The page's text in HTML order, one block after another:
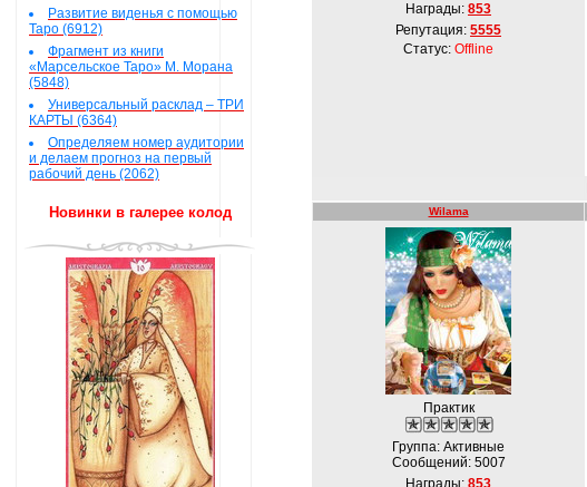
Развитие виденья с помощью
Таро (6912)
Фрагмент из книги
«Марсельское Таро» М. Морана
(5848)
Универсальный расклад – ТРИ
КАРТЫ (6364)
Определяем номер аудитории
и делаем прогноз на первый
рабочий день (2062)
Новинки в галерее колод
Награды: 853
Репутация: 5555
Статус: Offline
Wilama
Практик
Группа: Активные
Сообщений: 5007
Награды: 853